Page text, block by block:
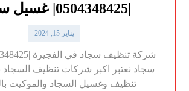
|0504348425| غسيل سجاد
يناير 15, 2024
سجاد نعتبر اكبر شركات تنظيف السجاد
تنظيف وغسيل السجاد والموكيت